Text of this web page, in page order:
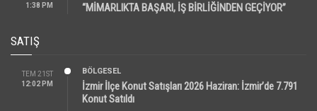
1:38 PM
“MİMARLIKTA BAŞARI, İŞ BİRLİĞİNDEN GEÇİYOR”
SATIŞ
TEM 21ST
12:02 PM
BÖLGESEL
İzmir İlçe Konut Satışları 2026 Haziran: İzmir’de 7.791
Konut Satıldı